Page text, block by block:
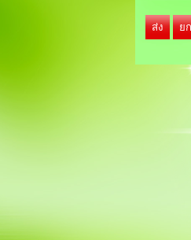
ส่ง ย